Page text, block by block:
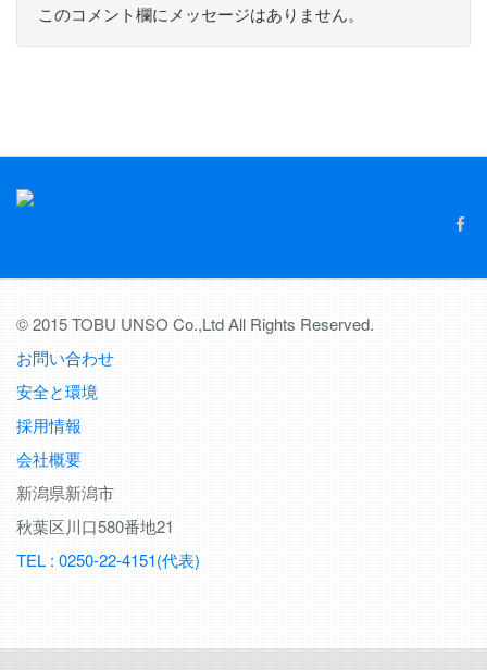
このコメント欄にメッセージはありません。
© 2015 TOBU UNSO Co.,Ltd All Rights Reserved.
お問い合わせ
安全と環境
採用情報
会社概要
新潟県新潟市
秋葉区川口580番地21
TEL : 0250-22-4151(代表)